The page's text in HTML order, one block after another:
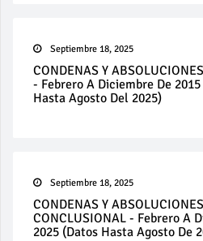
Septiembre 18, 2025
CONDENAS Y
- Febrero A Diciembre De
Hasta Agosto Del 2025)
Septiembre 18, 2025
CONDENAS Y
CONCLUSIONAL - Febrero A
2025 (datos Hasta Agosto De